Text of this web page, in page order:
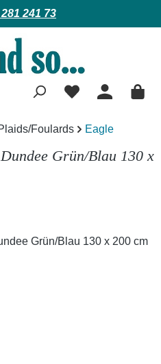
241 73
Foulards Eagle
Grün/Blau 130 x